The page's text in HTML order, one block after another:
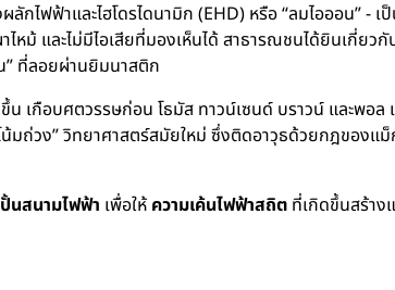
กไฟฟ้าและไฮโดรไดนามิก (EHD) หรือ “ลมไอออน”
หม้ และไม่มีไอเสียที่มองเห็นได้ สาธารณชนได้ยินเกี่ย
” ที่ลอยผ่านยิมนาสติก
เกือบศตวรรษก่อน โธมัส ทาวน์เซนด์ บราวน์ และพอล
ถ่วง” วิทยาศาสตร์สมัยใหม่ ซึ่งติดอาวุธด้วยกฎของแ
นสนามไฟฟ้า เพื่อให้ ความเค้นไฟฟ้าสถิต ที่เกิดขึ้นสร้าง